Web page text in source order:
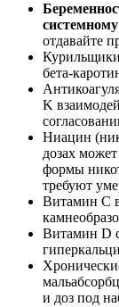
отдавайте
K
Ниацин
дозах
формы
требуют
Витамин C
Витамин D
и доз под